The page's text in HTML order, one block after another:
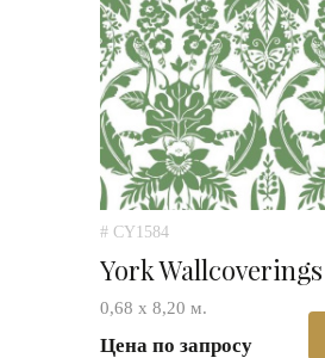
# CY1584
York Wallcoverings
0,68 х 8,20 м.
Цена по запросу